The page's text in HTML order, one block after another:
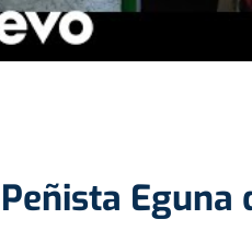
Peñista Eguna